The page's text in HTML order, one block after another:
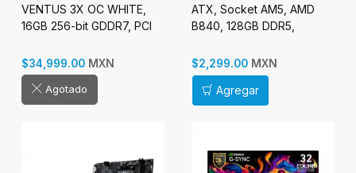
VENTUS 3X OC WHITE,
16GB 256-bit GDDR7, PCI
$34,999.00 MXN
Agotado
ATX, Socket AM5, AMD
B840, 128GB DDR5,
$2,299.00 MXN
Agregar